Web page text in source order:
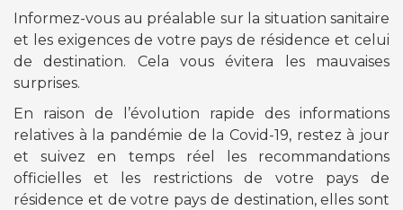
Informez-vous au préalable sur la situation sanitaire
et les exigences de votre pays de résidence et celui
de destination. Cela vous évitera les mauvaises
surprises.
En raison de l’évolution rapide des informations
relatives à la pandémie de la Covid-19, restez à jour
et suivez en temps réel les recommandations
officielles et les restrictions de votre pays de
résidence et de votre pays de destination, elles sont